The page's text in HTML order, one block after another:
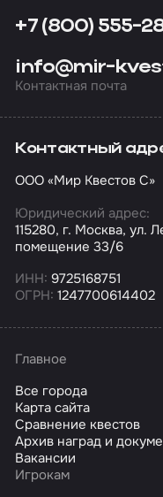
+7 (800) 555-
info@mir-
Контактная почта
Контактный
ООО «Мир Квестов С»
Юридический адрес:
115280, г. Москва, ул.
помещение 33/6
ИНН: 9725168751
ОГРН: 1247700614402
Главное
Все города
Карта сайта
Сравнение квестов
Архив наград и
Вакансии
Игрокам